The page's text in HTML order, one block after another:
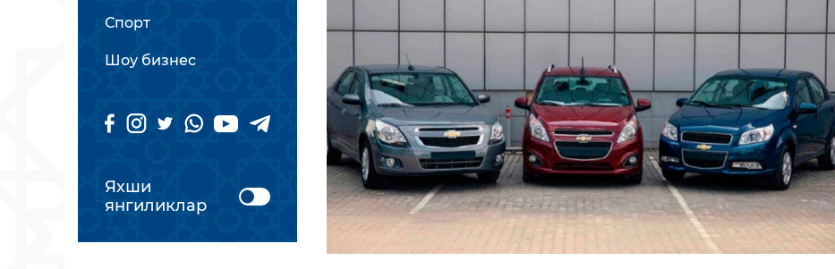
Спорт
Шоу бизнес
Яхши
янгиликлар